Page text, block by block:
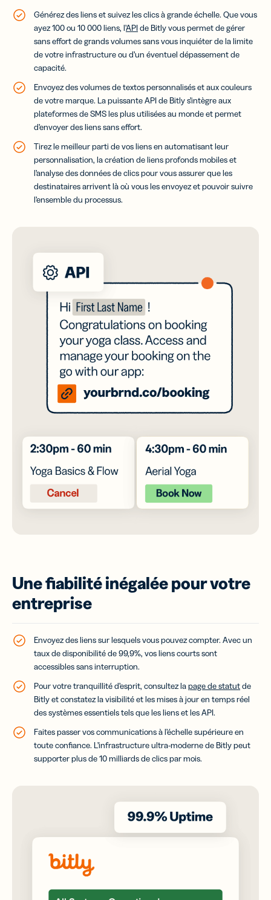
Générez des liens et suivez les clics à grande échelle. Que vous
ayez 100 ou 10 000 liens, l’APIde Bitly vous permet de gérer
sans effort de grands volumes sans vous inquiéter de la limite
de votre infrastructure ou d’un éventuel dépassement de
capacité.
Envoyez des volumes de textos personnalisés et aux couleurs
de votre marque. La puissante API de Bitly s’intègre aux
plateformes de SMS les plus utilisées au monde et permet
d’envoyer des liens sans effort.
Tirez le meilleur parti de vos liens en automatisant leur
personnalisation, la création de liens profonds mobiles et
l’analyse des données de clics pour vous assurer que les
destinataires arrivent là où vous les envoyez et pouvoir suivre
l’ensemble du processus.
Une fiabilité inégalée pour votre
entreprise
Envoyez des liens sur lesquels vous pouvez compter. Avec un
taux de disponibilité de 99,9%, vos liens courts sont
accessibles sans interruption.
Pour votre tranquillité d’esprit, consultez lapage de statutde
Bitly et constatez la visibilité et les mises à jour en temps réel
des systèmes essentiels tels que les liens et les API.
Faites passer vos communications à l’échelle supérieure en
toute confiance. L’infrastructure ultra-moderne de Bitly peut
supporter plus de 10 milliards de clics par mois.